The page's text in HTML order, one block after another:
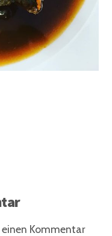
einen Kommentar